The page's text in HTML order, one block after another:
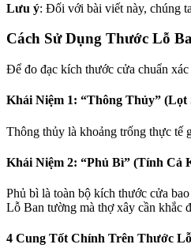
Lưu ý: Đối với bài viết này, chúng
Cách Sử Dụng Thước Lỗ
Để đo đạc kích thước cửa chuẩn
Khái Niệm 1: “Thông Thủy” (Lọt
Thông thủy là khoảng trống thực tế
Khái Niệm 2: “Phủ Bì” (Tính Cả
Phủ bì là toàn bộ kích thước cửa
Lỗ Ban tường mà thợ xây cần khắc
4 Cung Tốt Chính Trên Thước